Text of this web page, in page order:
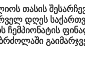
თასის
დღეს
ჩემპიონატის